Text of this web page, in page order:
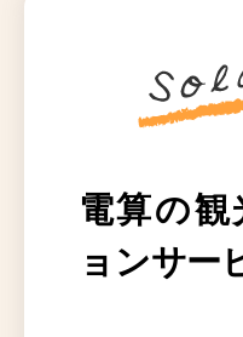
電算の
ョンサー